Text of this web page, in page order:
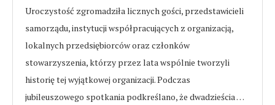
Uroczystość zgromadziła licznych gości, przedstawicieli
samorządu, instytucji współpracujących z organizacją,
lokalnych przedsiębiorców oraz członków
stowarzyszenia, którzy przez lata wspólnie tworzyli
historię tej wyjątkowej organizacji. Podczas
jubileuszowego spotkania podkreślano, że dwadzieścia …